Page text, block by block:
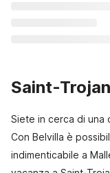
Saint-
Siete in cerca di una
Con Belvilla è
indimenticabile a